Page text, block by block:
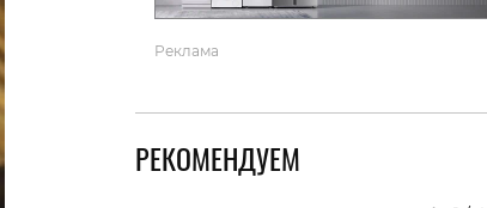
Реклама
РЕКОМЕНДУЕМ